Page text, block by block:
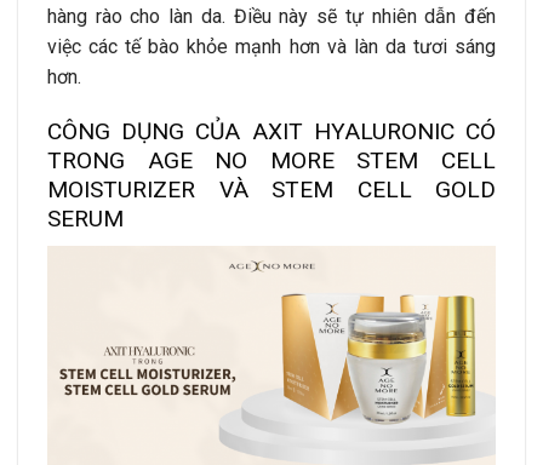
hàng rào cho làn da. Điều này sẽ tự nhiên dẫn đến
việc các tế bào khỏe mạnh hơn và làn da tươi sáng
hơn.
CÔNG DỤNG CỦA AXIT HYALURONIC CÓ
TRONG AGE NO MORE STEM CELL
MOISTURIZER VÀ STEM CELL GOLD
SERUM